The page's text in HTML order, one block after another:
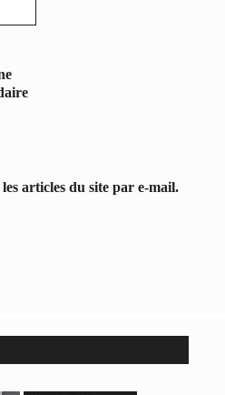
articles du site par e-mail.